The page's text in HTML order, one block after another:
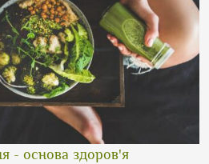
- основа здоров'я